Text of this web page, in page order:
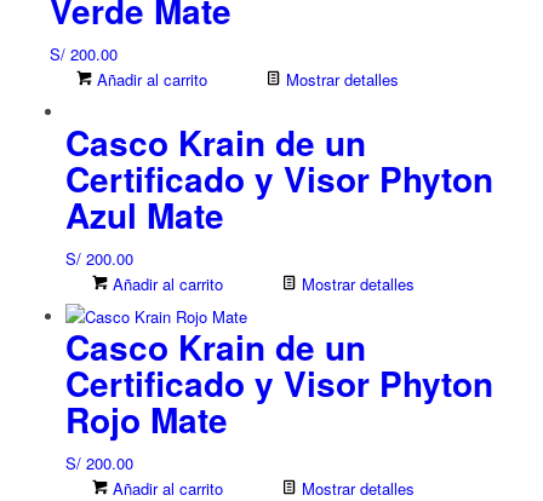
Verde Mate
S/200.00
Añadir al carrito
Mostrar detalles
Casco Krain de un
Certificado y Visor Phyton
Azul Mate
S/200.00
Añadir al carrito
Mostrar detalles
Casco Krain de un
Certificado y Visor Phyton
Rojo Mate
S/200.00
Añadir al carrito
Mostrar detalles